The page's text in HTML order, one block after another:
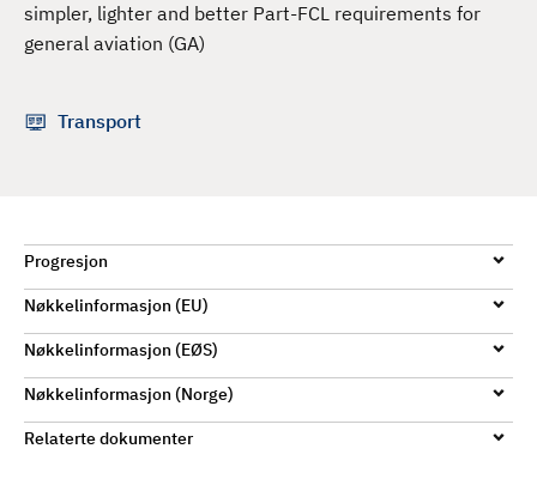
simpler, lighter and better Part-FCL requirements for
general aviation (GA)
Transport
Progresjon
Nøkkelinformasjon (EU)
Nøkkelinformasjon (EØS)
Nøkkelinformasjon (Norge)
Relaterte dokumenter